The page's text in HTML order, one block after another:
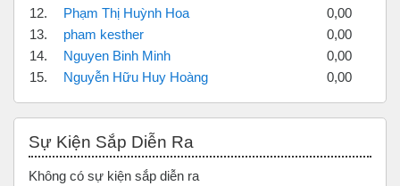
12.
Phạm Thị Huỳnh Hoa
0,00
13.
pham kesther
0,00
14.
Nguyen Binh Minh
0,00
15.
Nguyễn Hữu Huy Hoàng 0,00
Sự Kiện Sắp Diễn Ra
Không có sự kiện sắp diễn ra